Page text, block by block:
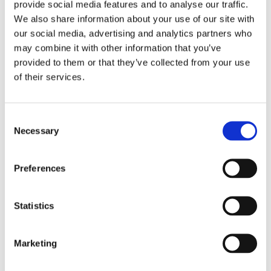
provide social media features and to analyse our traffic.
We also share information about your use of our site with
our social media, advertising and analytics partners who
may combine it with other information that you’ve
provided to them or that they’ve collected from your use
of their services.
Selection
Necessary
Preferences
Statistics
Marketing
Data:
Räckvidd: 455m längd och ca 45m bredd @
Spänning: 9-32V
24V